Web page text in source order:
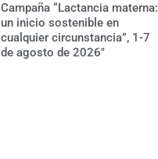
Campaña “Lactancia materna:
un inicio sostenible en
cualquier circunstancia”, 1-7
de agosto de 2026″